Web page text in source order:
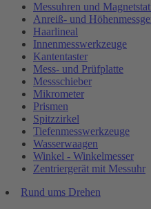
Messuhren und
Anreiß- und
Haarlineal
Innenmesswerkzeuge
Kantentaster
Mess- und Prüfplatte
Messschieber
Mikrometer
Prismen
Spitzzirkel
Tiefenmesswerkzeuge
Wasserwaagen
Winkel - Winkelmesser
Zentriergerät mit Messuhr
Rund ums Drehen